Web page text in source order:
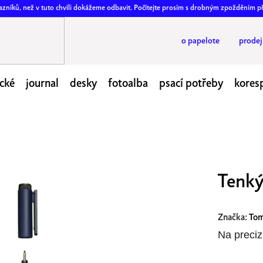
než v tuto chvíli dokážeme odbavit. Počítejte prosím s drobným zpožděním
o papelote
journal desky fotoalba psací potřeby
Značka:
Na